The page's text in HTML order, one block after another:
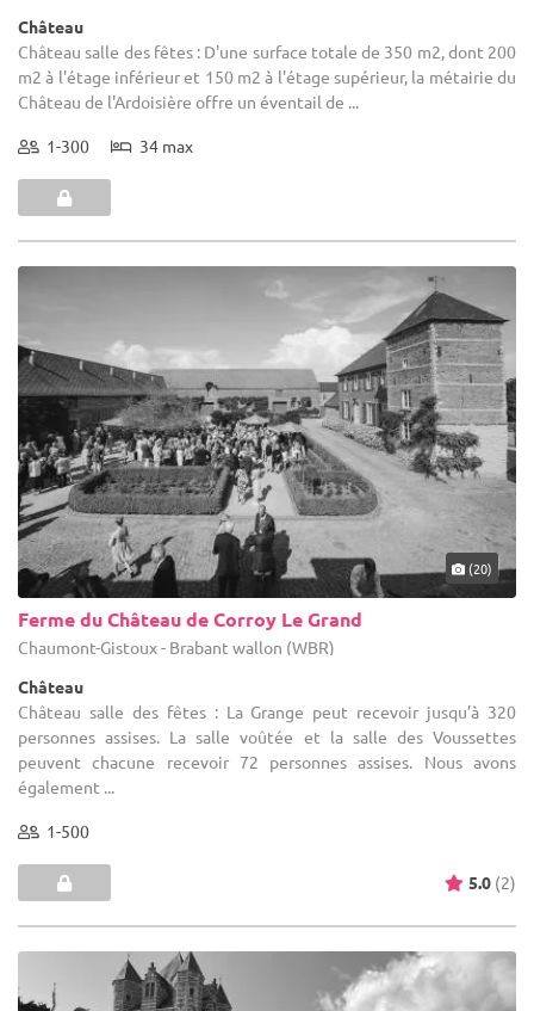
Château
Château salle des fêtes : D'une surface totale de 350 m2, dont 200
m2 à l'étage inférieur et 150 m2 à l'étage supérieur, la métairie du
Château de l'Ardoisière offre un éventail de ...
1-300 34 max
(20)
Ferme du Château de Corroy Le Grand
Chaumont-Gistoux - Brabant wallon (WBR)
Château
Château salle des fêtes : La Grange peut recevoir jusqu’à 320
personnes assises. La salle voûtée et la salle des Voussettes
peuvent chacune recevoir 72 personnes assises. Nous avons
également ...
1-500
5.0 (2)